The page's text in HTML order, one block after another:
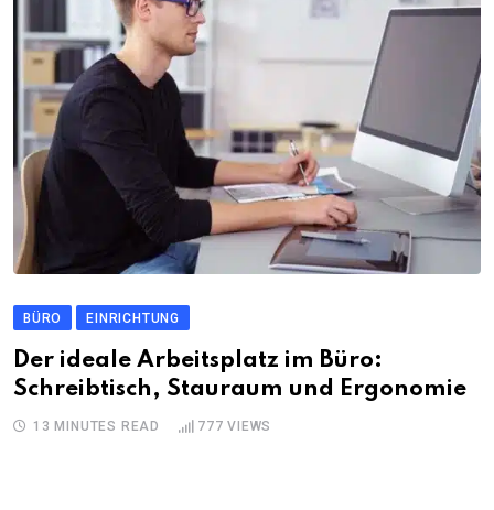
BÜRO EINRICHTUNG
Der ideale Arbeitsplatz im Büro:
Schreibtisch, Stauraum und Ergonomie
13 MINUTES READ 777 VIEWS